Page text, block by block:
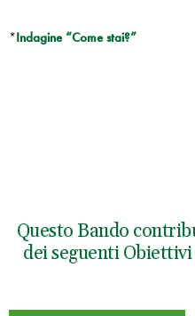
*Indagine “Come stai?”
Questo Bando
dei seguenti